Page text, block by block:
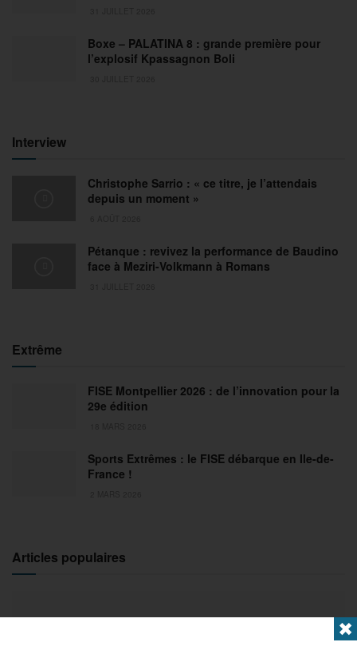
Boxe – PALATINA 8 : grande première pour
l’explosif Kpassagnon Boli
Interview
Christophe Sarrio : « ce titre, je l’attendais
depuis un moment »
Pétanque : revivez la performance de Baudino
face à Meziri-Volkmann à Romans
Extrême
FISE Montpellier 2026 : de l’innovation pour la
29e édition
Sports Extrêmes : le FISE débarque en Ile-de-
France !
Articles populaires
✖